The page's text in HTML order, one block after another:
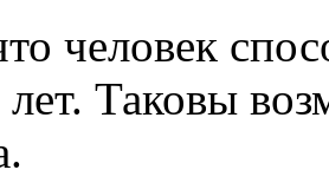
человек
лет. Таковы